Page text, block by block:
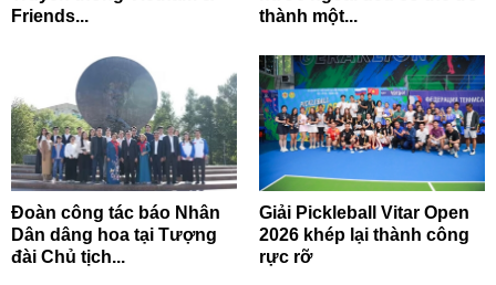
Friends...
thành một...
Đoàn công tác báo Nhân
Dân dâng hoa tại Tượng
đài Chủ tịch...
Giải Pickleball Vitar Open
2026 khép lại thành công
rực rỡ